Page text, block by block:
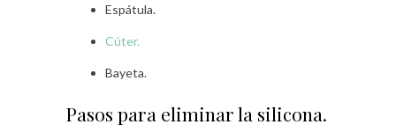
Espátula.
Cúter.
Bayeta.
Pasos para eliminar la silicona.